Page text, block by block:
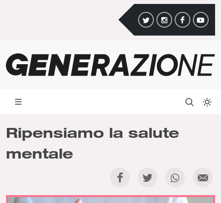
Ripensiamo la salute
mentale